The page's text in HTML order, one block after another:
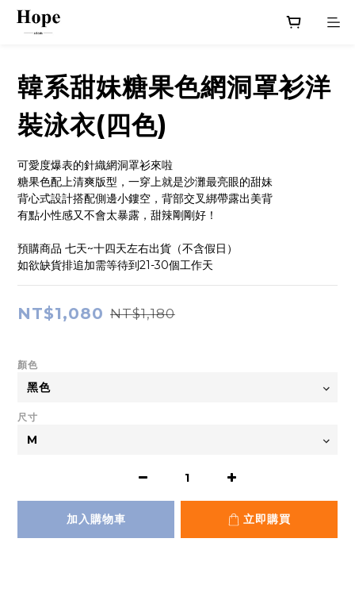
韓系甜妹糖果色網洞罩衫洋
裝泳衣(四色)
可愛度爆表的針織網洞罩衫來啦
糖果色配上清爽版型，一穿上就是沙灘最亮眼的甜妹
背心式設計搭配側邊小鏤空，背部交叉綁帶露出美背
有點小性感又不會太暴露，甜辣剛剛好！
預購商品 七天~十四天左右出貨（不含假日）
如欲缺貨排追加需等待到21-30個工作天
NT$1,080 NT$1,180
顏色
尺寸
加入購物車 立即購買